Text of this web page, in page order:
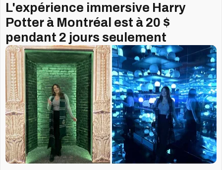
L'expérience immersive Harry
Potter à Montréal est à 20 $
pendant 2 jours seulement